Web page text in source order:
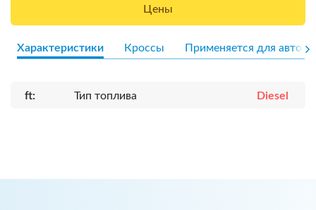
Цены
Характеристики Кроссы Применяется для авто
ft: Тип топлива Diesel